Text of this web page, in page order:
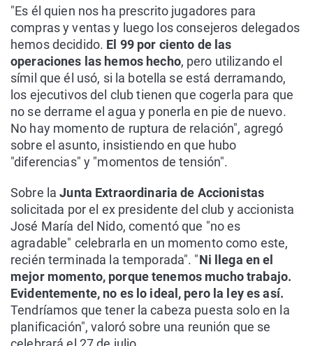
"Es él quien nos ha prescrito jugadores para
compras y ventas y luego los consejeros delegados
hemos decidido. El 99 por ciento de las
operaciones las hemos hecho, pero utilizando el
símil que él usó, si la botella se está derramando,
los ejecutivos del club tienen que cogerla para que
no se derrame el agua y ponerla en pie de nuevo.
No hay momento de ruptura de relación", agregó
sobre el asunto, insistiendo en que hubo
"diferencias" y "momentos de tensión".
Sobre laJunta Extraordinaria de Accionistas
solicitada por el ex presidente del club y accionista
José María del Nido, comentó que "no es
agradable" celebrarla en un momento como este,
recién terminada la temporada". "Ni llega en el
mejor momento, porque tenemos mucho trabajo.
Evidentemente, no es lo ideal, pero la ley es así.
Tendríamos que tener la cabeza puesta solo en la
planificación", valoró sobre una reunión que se